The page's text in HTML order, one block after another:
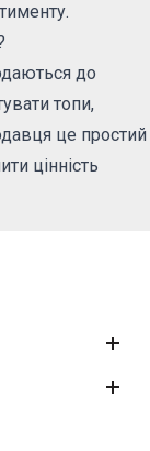
до
топи,
це простий
цінність